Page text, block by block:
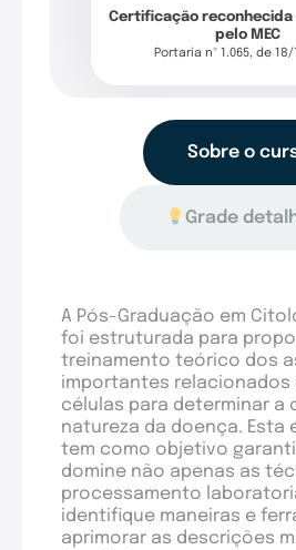
Certificação reconhecida
pelo MEC
Portaria nº 1.065, de 18/
Sobre o
Grade
A Pós-Graduação em
foi estruturada para
treinamento teórico dos
importantes relacionados
células para determinar a
natureza da doença. Esta
tem como objetivo
domine não apenas as
processamento
identifique maneiras e
aprimorar as descrições